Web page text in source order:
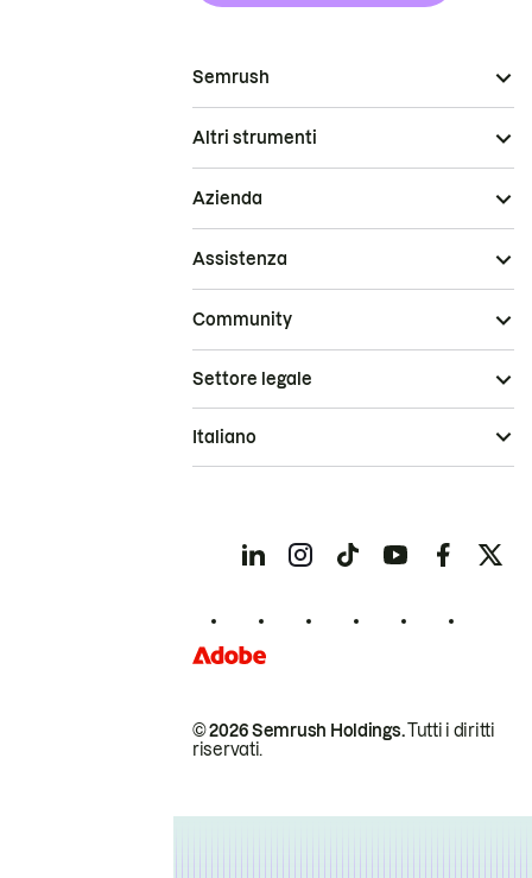
Semrush
Altri strumenti
Azienda
Assistenza
Community
© 2026 Semrush Holdings.Tutti i diritti
riservati.
Settore legale
Italiano